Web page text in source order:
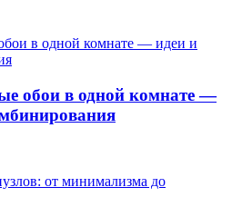
обои в одной комнате —